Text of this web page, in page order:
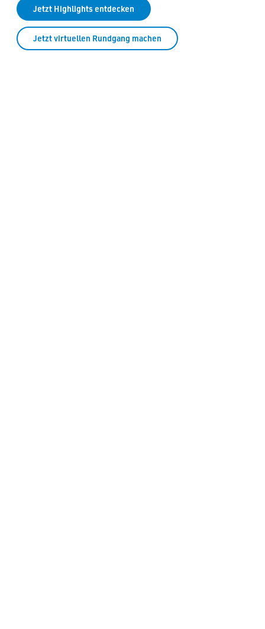
Jetzt Highlights entdecken
Jetzt virtuellen Rundgang machen